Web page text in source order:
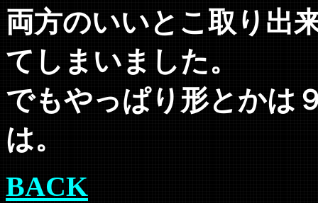
両方のいいとこ取り出
てしまいました。
でもやっぱり形とかは
は。
BACK